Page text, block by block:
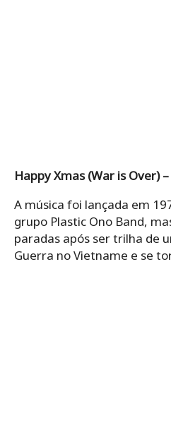
Happy Xmas (War is Over)
A música foi lançada em
grupo Plastic Ono Band,
paradas após ser trilha de
Guerra no Vietname e se